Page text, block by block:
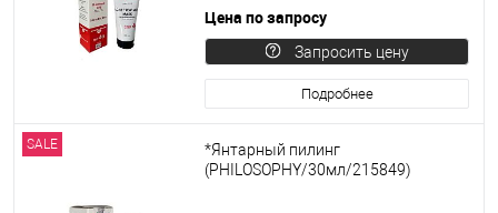
Цена по запросу
Запросить цену
Подробнее
SALE
*Янтарный пилинг
(PHILOSOPHY/30мл/215849)